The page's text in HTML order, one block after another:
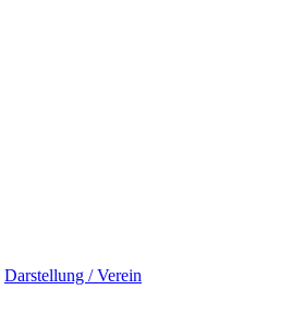
Darstellung / Verein